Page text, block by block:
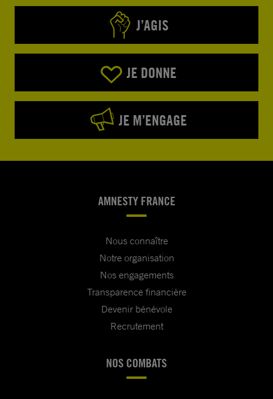
palestiniens des territoires occupés.
Je vous prie d’agréer, Monsieur le Premier
ministre, l’expression de ma très haute
J’AGIS
JE DONNE
JE M’ENGAGE
AMNESTY FRANCE
Nous connaître
Notre organisation
Nos engagements
Transparence financière
Devenir bénévole
Recrutement
NOS COMBATS